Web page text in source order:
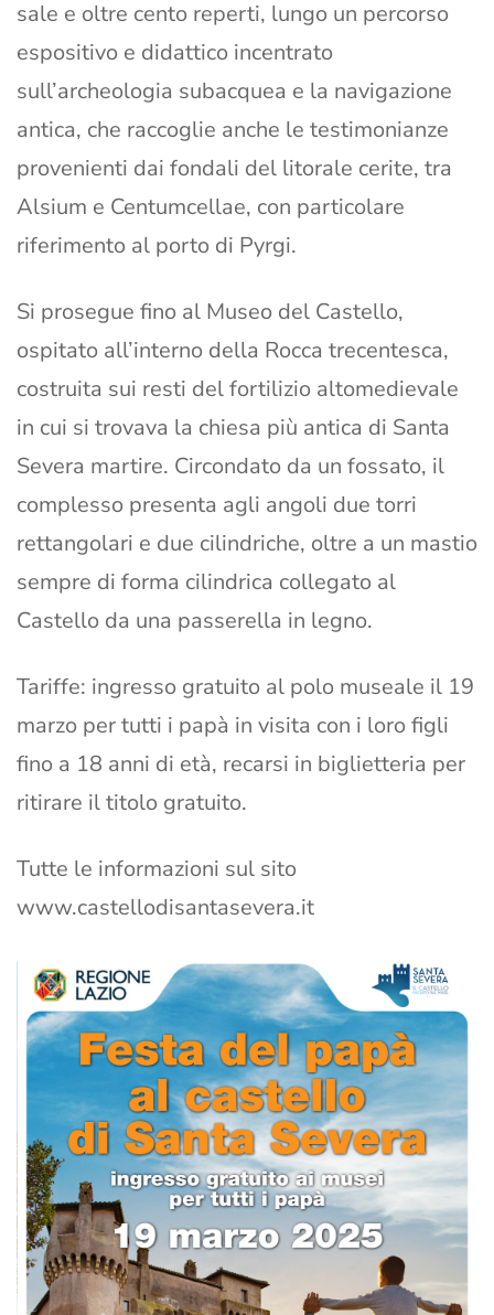
sale e oltre cento reperti, lungo un percorso
espositivo e didattico incentrato
sull’archeologia subacquea e la navigazione
antica, che raccoglie anche le testimonianze
provenienti dai fondali del litorale cerite, tra
Alsium e Centumcellae, con particolare
riferimento al porto di Pyrgi.
Si prosegue fino al Museo del Castello,
ospitato all’interno della Rocca trecentesca,
costruita sui resti del fortilizio altomedievale
in cui si trovava la chiesa più antica di Santa
Severa martire. Circondato da un fossato, il
complesso presenta agli angoli due torri
rettangolari e due cilindriche, oltre a un mastio
sempre di forma cilindrica collegato al
Castello da una passerella in legno.
Tariffe: ingresso gratuito al polo museale il 19
marzo per tutti i papà in visita con i loro figli
fino a 18 anni di età, recarsi in biglietteria per
ritirare il titolo gratuito.
Tutte le informazioni sul sito
www.castellodisantasevera.it